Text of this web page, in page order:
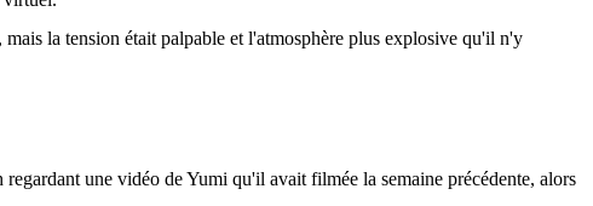
mais la tension était palpable et l'atmosphère plus explosive qu'il n'y
une vidéo de Yumi qu'il avait filmée la semaine précédente, alors